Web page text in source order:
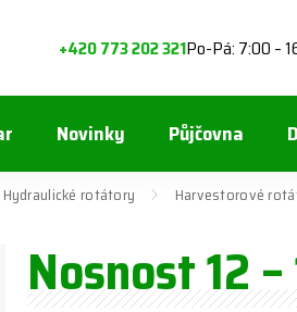
+420 773 202 321Po-Pá: 7:00 –
Novinky Půjčovna
Hydraulické rotátory Harvestorové
Nosnost 12